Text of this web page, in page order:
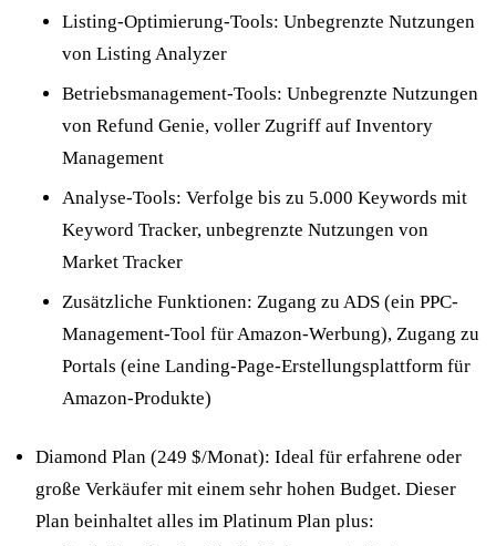
Listing-Optimierung-Tools: Unbegrenzte Nutzungen
von Listing Analyzer
Betriebsmanagement-Tools: Unbegrenzte Nutzungen
von Refund Genie, voller Zugriff auf Inventory
Management
Analyse-Tools: Verfolge bis zu 5.000 Keywords mit
Keyword Tracker, unbegrenzte Nutzungen von
Market Tracker
Zusätzliche Funktionen: Zugang zu ADS (ein PPC-
Management-Tool für Amazon-Werbung), Zugang zu
Portals (eine Landing-Page-Erstellungsplattform für
Amazon-Produkte)
Diamond Plan (249 $/Monat): Ideal für erfahrene oder
große Verkäufer mit einem sehr hohen Budget. Dieser
Plan beinhaltet alles im Platinum Plan plus: